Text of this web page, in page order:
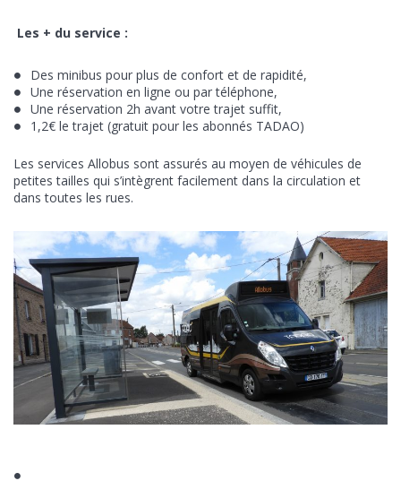
Les + du service :
Des minibus pour plus de confort et de rapidité,
Une réservation en ligne ou par téléphone,
Une réservation 2h avant votre trajet suffit,
1,2€ le trajet (gratuit pour les abonnés TADAO)
Les services Allobus sont assurés au moyen de véhicules de
petites tailles qui s’intègrent facilement dans la circulation et
dans toutes les rues.